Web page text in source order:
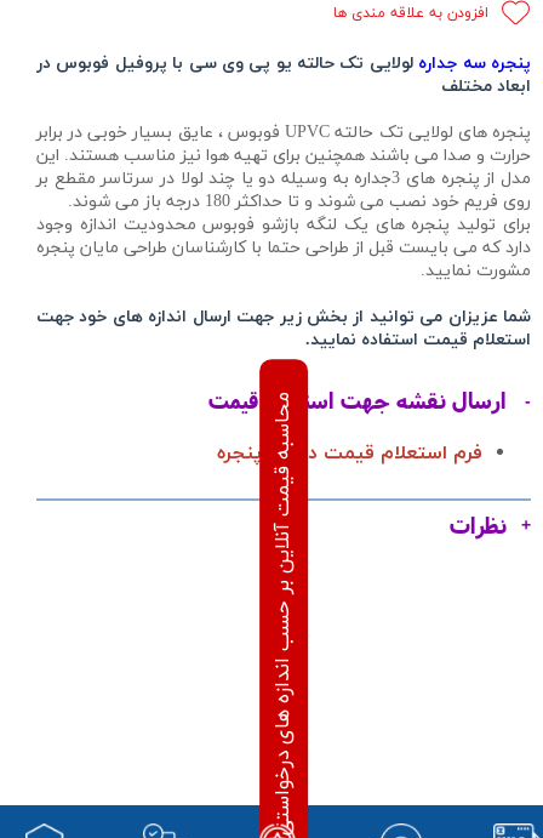
پنجره سه جداره لولایی تک حالته یو پی وی سی با پروفیل فوبوس در
ابعاد مختلف
پنجره های لولایی تک حالته UPVC فوبوس ، عایق بسیار خوبی در برابر
حرارت و صدا می باشند همچنین برای تهیه هوا نیز مناسب هستند. این
مدل از پنجره های 3جداره به وسیله دو یا چند لولا در سرتاسر مقطع بر
روی فریم خود نصب می شوند و تا حداکثر 180 درجه باز می شوند.
برای تولید پنجره های یک لنگه بازشو فوبوس محدودیت اندازه وجود
دارد که می بایست قبل از طراحی حتما با کارشناسان طراحی مایان پنجره
مشورت نمایید.
شما عزیزان می توانید از بخش زیر جهت ارسال اندازه های خود جهت
استعلام قیمت استفاده نمایید.
افزودن به علاقه مندی ها
ارسال نقشه جهت استعلام قیمت
فرم استعلام قیمت درب و پنجره
نظرات محاسبه قیمت آنلاین بر حسب اندازه های درخواستی